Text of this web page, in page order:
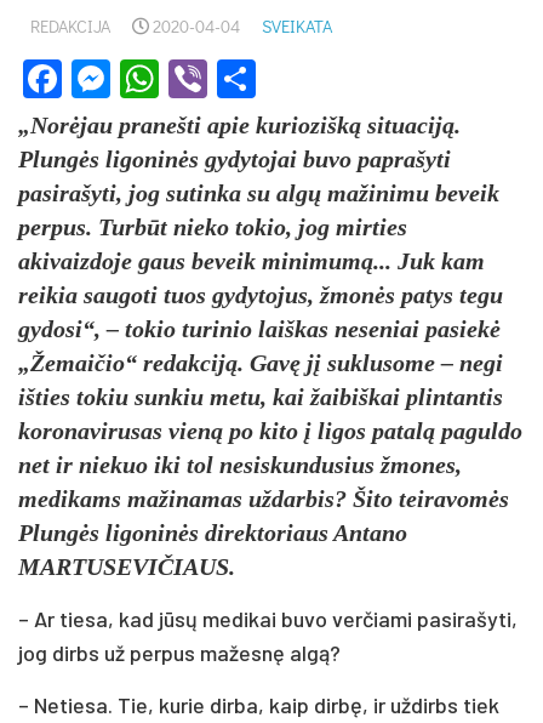
REDAKCIJA 2020-04-04 SVEIKATA
Facebook
Messenger
WhatsApp
Viber
„Norėjau pranešti apie kuriozišką situaciją.
Plungės ligoninės gydytojai buvo paprašyti
pasirašyti, jog sutinka su algų mažinimu beveik
perpus. Turbūt nieko tokio, jog mirties
akivaizdoje gaus beveik minimumą... Juk kam
reikia saugoti tuos gydytojus, žmonės patys tegu
gydosi“, – tokio turinio laiškas neseniai pasiekė
„Žemaičio“ redakciją. Gavę jį suklusome – negi
išties tokiu sunkiu metu, kai žaibiškai plintantis
koronavirusas vieną po kito į ligos patalą paguldo
net ir niekuo iki tol nesiskundusius žmones,
medikams mažinamas uždarbis? Šito teiravomės
Plungės ligoninės direktoriaus Antano
MARTUSEVIČIAUS.
– Ar tiesa, kad jūsų medikai buvo verčiami pasirašyti,
jog dirbs už perpus mažesnę algą?
– Netiesa. Tie, kurie dirba, kaip dirbę, ir uždirbs tiek